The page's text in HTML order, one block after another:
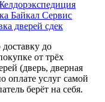
до
от трёх
(дверь, дверная
оплате услуг самой
берёт на себя.